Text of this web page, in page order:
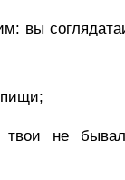
вы
пищи;
не